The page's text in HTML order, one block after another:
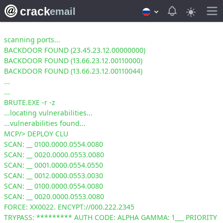
crackemail View
scanning ports...
BACKDOOR FOUND (23.45.23.12.00000000)
BACKDOOR FOUND (13.66.23.12.00110000)
BACKDOOR FOUND (13.66.23.12.00110044)
...
...
BRUTE.EXE -r -z
...locating vulnerabilities...
...vulnerabilities found...
MCP/> DEPLOY CLU
SCAN: __ 0100.0000.0554.0080
SCAN: __ 0020.0000.0553.0080
SCAN: __ 0001.0000.0554.0550
SCAN: __ 0012.0000.0553.0030
SCAN: __ 0100.0000.0554.0080
SCAN: __ 0020.0000.0553.0080
FORCE: XX0022. ENCYPT://000.222.2345
TRYPASS: ********* AUTH CODE: ALPHA GAMMA: 1___ PRIORITY